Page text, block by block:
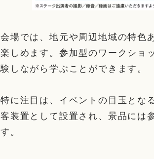
会場では、地元や周辺地域の特色
楽しめます。参加型のワークショ
験しながら学ぶことができます。
特に注目は、イベントの目玉とな
客装置として設置され、景品には
す。